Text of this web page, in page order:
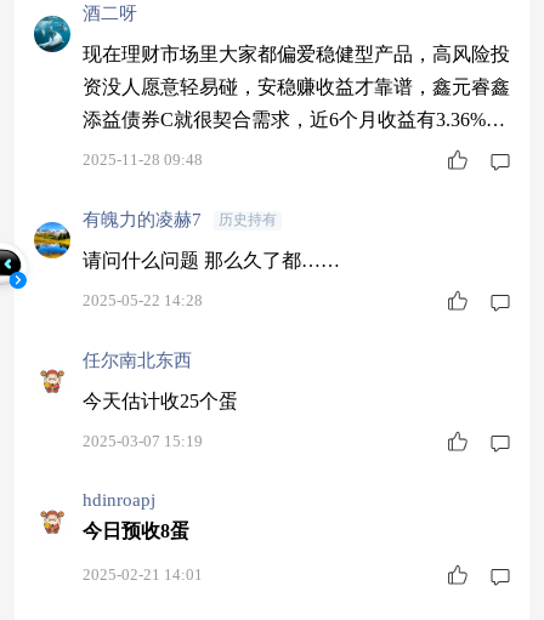
益回报债券发起式B$
酒二呀
现在理财市场里大家都偏爱稳健型产品，高风险投
资没人愿意轻易碰，安稳赚收益才靠谱，鑫元睿鑫
添益债券C就很契合需求，近6个月收益有3.36%，
持有起来放心，闲钱投进去稳稳增值。
2025-11-28 09:48
有魄力的凌赫7 历史持有
请问什么问题 那么久了都……
2025-05-22 14:28
任尔南北东西
今天估计收25个蛋
2025-03-07 15:19
hdinroapj
今日预收8蛋
2025-02-21 14:01